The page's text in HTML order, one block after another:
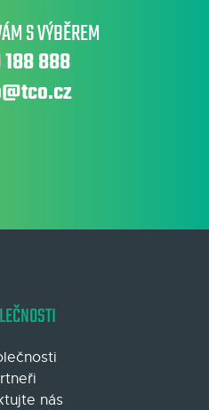
S VÝBĚREM
888
nás